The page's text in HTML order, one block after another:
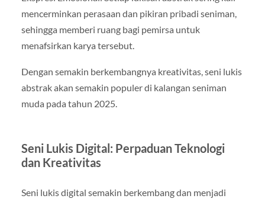
mencerminkan perasaan dan pikiran pribadi seniman,
sehingga memberi ruang bagi pemirsa untuk
menafsirkan karya tersebut.
Dengan semakin berkembangnya kreativitas, seni lukis
abstrak akan semakin populer di kalangan seniman
muda pada tahun 2025.
Seni Lukis Digital: Perpaduan Teknologi
dan Kreativitas
Seni lukis digital semakin berkembang dan menjadi